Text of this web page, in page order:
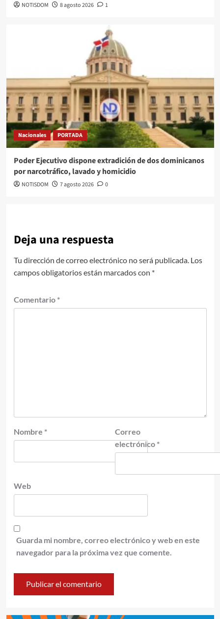
NOTISDOM 8 agosto 2026 1
Nacionales PORTADA
Poder Ejecutivo dispone extradición de dos dominicanos
por narcotráfico, lavado y homicidio
NOTISDOM 7 agosto 2026 0
Deja una respuesta
Tu dirección de correo electrónico no será publicada. Los
campos obligatorios están marcados con *
Comentario *
Nombre *
Correo
electrónico *
Web
Guarda mi nombre, correo electrónico y web en este
navegador para la próxima vez que comente.